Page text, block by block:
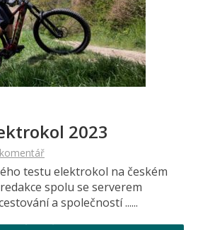
2023
testu elektrokol na českém
spolu se serverem
a společností ......